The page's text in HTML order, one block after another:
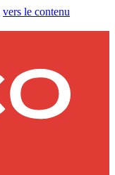
vers le contenu